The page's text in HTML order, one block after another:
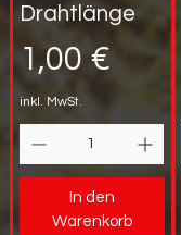
Drahtlänge
Preis
1,00 €
inkl. MwSt.
In den
Warenkorb